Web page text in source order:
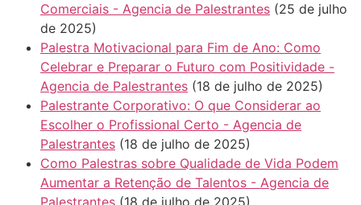
Comerciais - Agencia de Palestrantes (25 de julho
de 2025)
Palestra Motivacional para Fim de Ano: Como
Celebrar e Preparar o Futuro com Positividade -
Agencia de Palestrantes (18 de julho de 2025)
Palestrante Corporativo: O que Considerar ao
Escolher o Profissional Certo - Agencia de
Palestrantes (18 de julho de 2025)
Como Palestras sobre Qualidade de Vida Podem
Aumentar a Retenção de Talentos - Agencia de
Palestrantes (18 de julho de 2025)